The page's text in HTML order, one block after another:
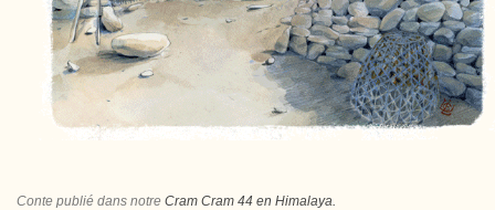
Conte publié dans notre Cram Cram 44 en Himalaya.